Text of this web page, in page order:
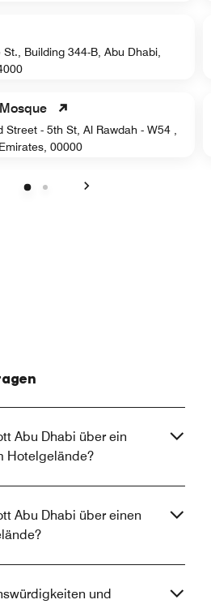
Building 344-B, Abu Dhabi,
- 5th St, Al Rawdah - W54 ,
00000
Abu Dhabi über ein
Hotelgelände?
Abu Dhabi über einen
und